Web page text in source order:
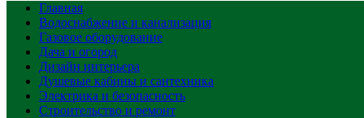
Главная
Водоснабжение и канализация
Газовое оборудование
Дача и огород
Дизайн интерьера
Душевые кабины и сантехника
Электрика и безопасность
Строительство и ремонт